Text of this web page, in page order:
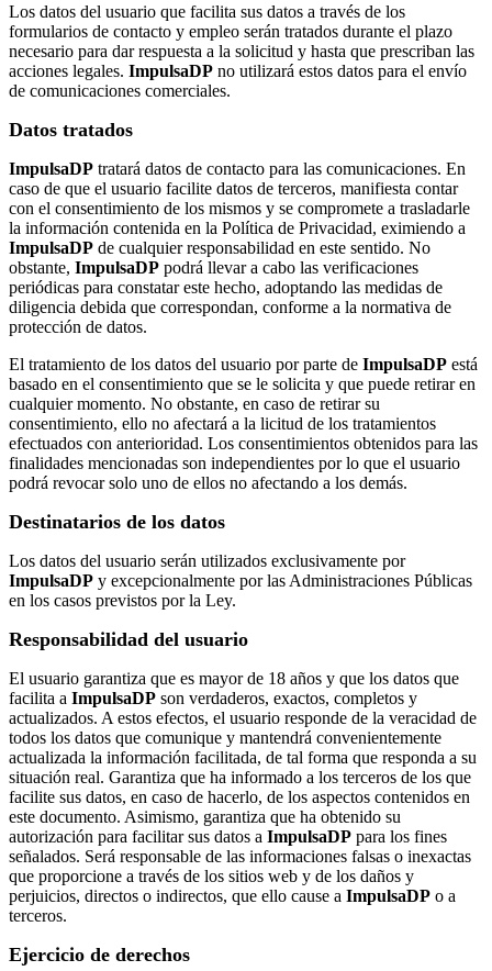
Los datos del usuario que facilita sus datos a través de los
formularios de contacto y empleo serán tratados durante el plazo
necesario para dar respuesta a la solicitud y hasta que prescriban las
acciones legales. ImpulsaDP no utilizará estos datos para el envío
de comunicaciones comerciales.
Datos tratados
ImpulsaDP tratará datos de contacto para las comunicaciones. En
caso de que el usuario facilite datos de terceros, manifiesta contar
con el consentimiento de los mismos y se compromete a trasladarle
la información contenida en la Política de Privacidad, eximiendo a
ImpulsaDP de cualquier responsabilidad en este sentido. No
obstante, ImpulsaDP podrá llevar a cabo las verificaciones
periódicas para constatar este hecho, adoptando las medidas de
diligencia debida que correspondan, conforme a la normativa de
protección de datos.
El tratamiento de los datos del usuario por parte de ImpulsaDP está
basado en el consentimiento que se le solicita y que puede retirar en
cualquier momento. No obstante, en caso de retirar su
consentimiento, ello no afectará a la licitud de los tratamientos
efectuados con anterioridad. Los consentimientos obtenidos para las
finalidades mencionadas son independientes por lo que el usuario
podrá revocar solo uno de ellos no afectando a los demás.
Destinatarios de los datos
Los datos del usuario serán utilizados exclusivamente por
ImpulsaDP y excepcionalmente por las Administraciones Públicas
en los casos previstos por la Ley.
Responsabilidad del usuario
El usuario garantiza que es mayor de 18 años y que los datos que
facilita a ImpulsaDP son verdaderos, exactos, completos y
actualizados. A estos efectos, el usuario responde de la veracidad de
todos los datos que comunique y mantendrá convenientemente
actualizada la información facilitada, de tal forma que responda a su
situación real. Garantiza que ha informado a los terceros de los que
facilite sus datos, en caso de hacerlo, de los aspectos contenidos en
este documento. Asimismo, garantiza que ha obtenido su
autorización para facilitar sus datos a ImpulsaDP para los fines
señalados. Será responsable de las informaciones falsas o inexactas
que proporcione a través de los sitios web y de los daños y
perjuicios, directos o indirectos, que ello cause a ImpulsaDP o a
terceros.
Ejercicio de derechos